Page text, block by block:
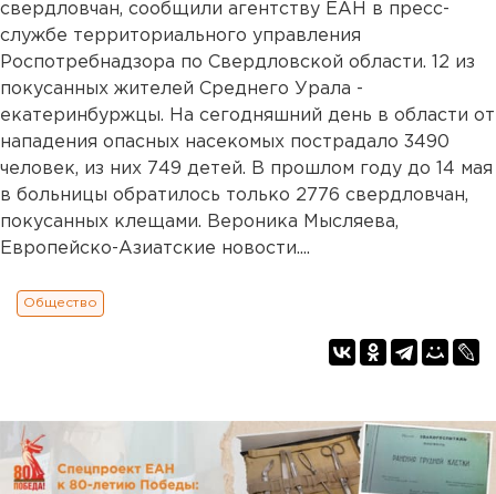
свердловчан, сообщили агентству ЕАН в пресс-
службе территориального управления
Роспотребнадзора по Свердловской области. 12 из
покусанных жителей Среднего Урала -
екатеринбуржцы. На сегодняшний день в области от
нападения опасных насекомых пострадало 3490
человек, из них 749 детей. В прошлом году до 14 мая
в больницы обратилось только 2776 свердловчан,
покусанных клещами. Вероника Мысляева,
Европейско-Азиатские новости....
Общество